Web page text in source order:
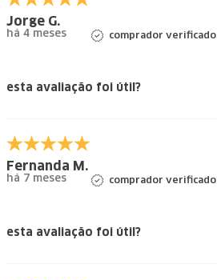
Jorge G.
há 4 meses comprador verificado
esta avaliação foi útil?
Fernanda M.
há 7 meses comprador verificado
esta avaliação foi útil?